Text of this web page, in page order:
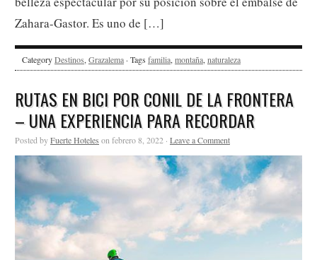
Zahara-Gastor. Es uno de […]
CategoryDestinos, Grazalema · Tags familia, montaña, naturaleza
RUTAS EN BICI POR CONIL DE LA FRONTERA
– UNA EXPERIENCIA PARA RECORDAR
Posted byFuerte Hoteles on febrero 8, 2022 · Leave a Comment